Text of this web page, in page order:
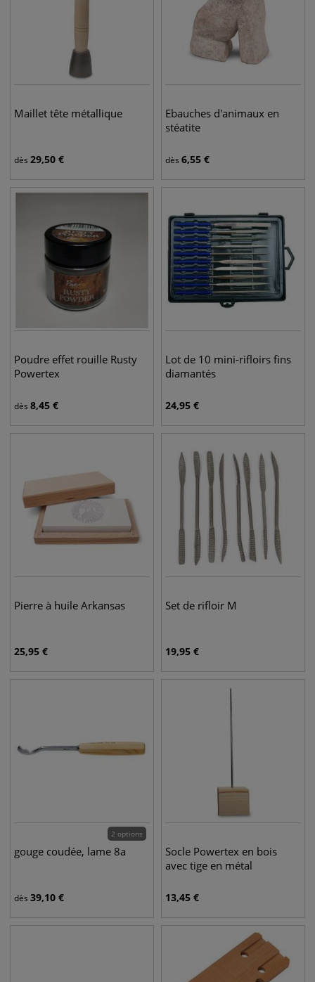
Maillet tête métallique
dès 29,50 €
Ebauches d'animaux en
stéatite
dès 6,55 €
Poudre effet rouille Rusty
Powertex
dès 8,45 €
Lot de 10 mini-rifloirs fins
diamantés
24,95 €
Pierre à huile Arkansas
25,95 €
Set de rifloir M
19,95 €
2 options
gouge coudée, lame 8a
dès 39,10 €
Socle Powertex en bois
avec tige en métal
13,45 €